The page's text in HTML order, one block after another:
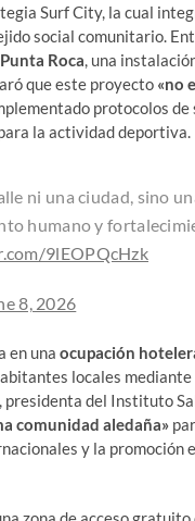
Surf City, la cual
social comunitario.
Roca, una
que este proyecto «no
protocolos
la actividad deportiva.
ni una ciudad, sino
humano y
9lEOPQcHzk
8, 2026
en una ocupación
locales
del Instituto
comunidad aledaña»
y la promoción